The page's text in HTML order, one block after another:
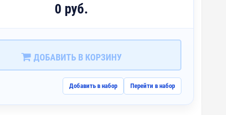
0 руб.
ДОБАВИТЬ В КОРЗИНУ
Добавить в набор Перейти в набор